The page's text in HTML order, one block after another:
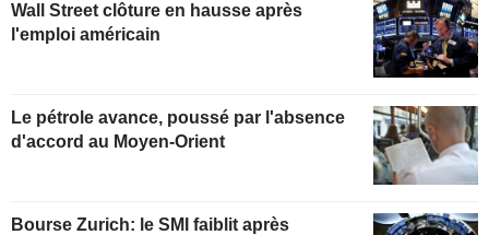
Wall Street clôture en hausse après
l'emploi américain
Le pétrole avance, poussé par l'absence
d'accord au Moyen-Orient
Bourse Zurich: le SMI faiblit après